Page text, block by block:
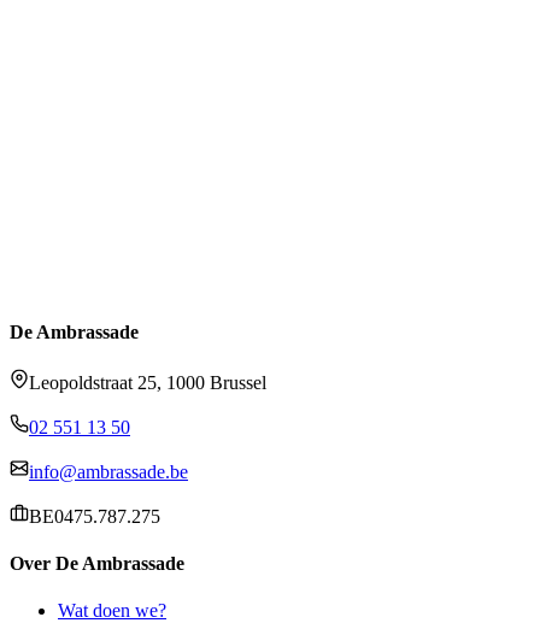
De Ambrassade
Leopoldstraat 25, 1000 Brussel
02 551 13 50
info@ambrassade.be
BE0475.787.275
Over De Ambrassade
Wat doen we?